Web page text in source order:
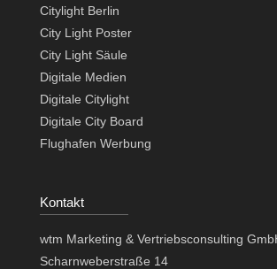
Citylight Berlin
City Light Poster
City Light Säule
Digitale Medien
Digitale Citylight
Digitale City Board
Flughafen Werbung
Kontakt
wtm Marketing & Vertriebsconsulting
Scharnweberstraße 14